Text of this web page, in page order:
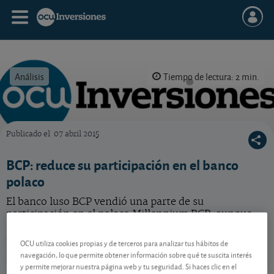
Análisis Tiempo de lectura: 2 min.
Publicado el 07 abril 2015
BCP: reduce su participación en el banco
polaco
El banco luso BCP vendió una parte de su
participación en el polaco Millennium BCP, aunque
capital. Conozca nuestra valoración y recomendación
sobre esta acción.
OCU utiliza cookies propias y de terceros para analizar tus hábitos de
navegación, lo que permite obtener información sobre qué te suscita interés
y permite mejorar nuestra página web y tu seguridad. Si haces clic en el